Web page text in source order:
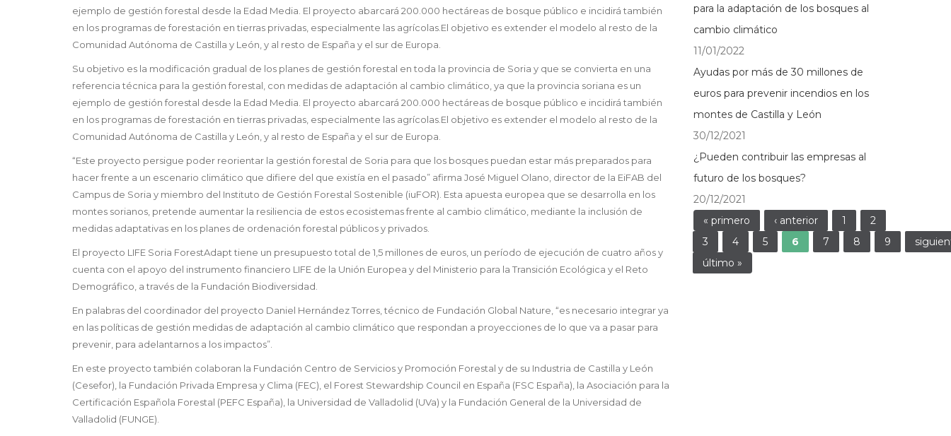
ejemplo de gestión forestal desde la Edad Media. El proyecto abarcará 200.000 hectáreas de bosque público e incidirá también
en los programas de forestación en tierras privadas, especialmente las agrícolas.El objetivo es extender el modelo al resto de la
Comunidad Autónoma de Castilla y León, y al resto de España y el sur de Europa.
Su objetivo es la modificación gradual de los planes de gestión forestal en toda la provincia de Soria y que se convierta en una
referencia técnica para la gestión forestal, con medidas de adaptación al cambio climático, ya que la provincia soriana es un
ejemplo de gestión forestal desde la Edad Media. El proyecto abarcará 200.000 hectáreas de bosque público e incidirá también
en los programas de forestación en tierras privadas, especialmente las agrícolas.El objetivo es extender el modelo al resto de la
Comunidad Autónoma de Castilla y León, y al resto de España y el sur de Europa.
“Este proyecto persigue poder reorientar la gestión forestal de Soria para que los bosques puedan estar más preparados para
hacer frente a un escenario climático que difiere del que existía en el pasado” afirma José Miguel Olano, director de la EiFAB del
Campus de Soria y miembro del Instituto de Gestión Forestal Sostenible (iuFOR). Esta apuesta europea que se desarrolla en los
montes sorianos, pretende aumentar la resiliencia de estos ecosistemas frente al cambio climático, mediante la inclusión de
medidas adaptativas en los planes de ordenación forestal públicos y privados.
El proyecto LIFE Soria ForestAdapt tiene un presupuesto total de 1,5 millones de euros, un período de ejecución de cuatro años y
cuenta con el apoyo del instrumento financiero LIFE de la Unión Europea y del Ministerio para la Transición Ecológica y el Reto
Demográfico, a través de la Fundación Biodiversidad.
En palabras del coordinador del proyecto Daniel Hernández Torres, técnico de Fundación Global Nature, “es necesario integrar ya
en las políticas de gestión medidas de adaptación al cambio climático que respondan a proyecciones de lo que va a pasar para
prevenir, para adelantarnos a los impactos”.
En este proyecto también colaboran la Fundación Centro de Servicios y Promoción Forestal y de su Industria de Castilla y León
(Cesefor), la Fundación Privada Empresa y Clima (FEC), el Forest Stewardship Council en España (FSC España), la Asociación para la
Certificación Española Forestal (PEFC España), la Universidad de Valladolid (UVa) y la Fundación General de la Universidad de
Valladolid (FUNGE).
para la adaptación de los bosques al
cambio climático
11/01/2022
Ayudas por más de 30 millones de
euros para prevenir incendios en los
montes de Castilla y León
30/12/2021
¿Pueden contribuir las empresas al
futuro de los bosques?
20/12/2021
Páginas
« primero ‹ anterior 1
2
3
4 5 6 7 8 9
último »